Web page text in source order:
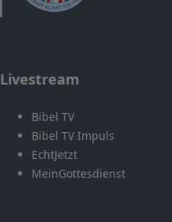
Livestream
Bibel TV
Bibel TV Impuls
EchtJetzt
MeinGottesdienst